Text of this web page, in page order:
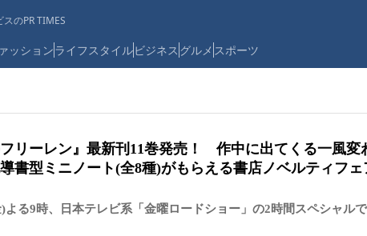
のPR TIMES
ッションライフスタイルビジネス グルメ スポーツ
フリーレン』最新刊11巻発売！ 作中に出てくる一風変
書型ミニノート(全8種)がもらえる書店ノベルティフェ
よる9時、日本テレビ系「金曜ロードショー」の2時間スペシャル